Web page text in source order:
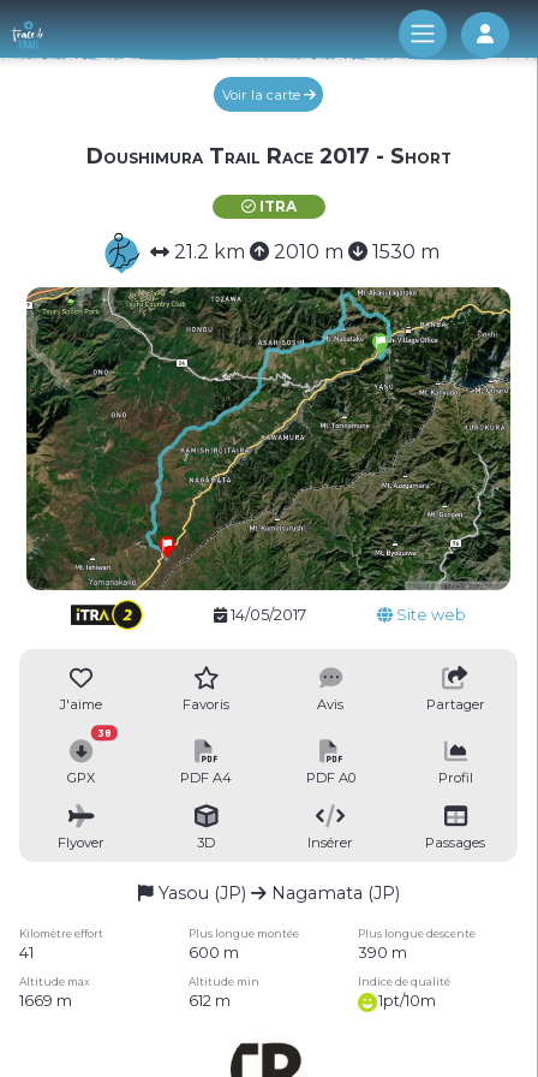
Log
Voir la carte
Doushimura Trail Race 2017 - Short
ITRA
21.2 km 2010 m 1530 m
14/05/2017 Site web
J'aime Favoris Avis Partager
GPX
38
PDF A4 PDF A0 Profil
Flyover 3D Insérer Passages
Yasou (JP) Nagamata (JP)
Kilomètre effort Plus longue montée Plus longue descente
41 600 m 390 m
Altitude max Altitude min Indice de qualité
1669 m 612 m 1pt/10m